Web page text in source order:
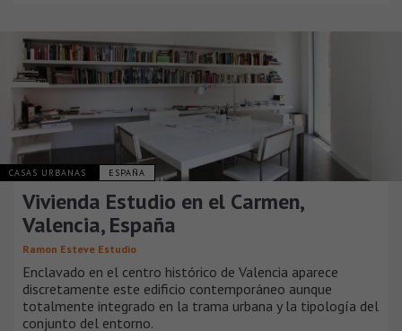
CASAS URBANAS ESPAÑA
Vivienda Estudio en el Carmen,
Valencia, España
Ramon Esteve Estudio
Enclavado en el centro histórico de Valencia aparece
discretamente este edificio contemporáneo aunque
totalmente integrado en la trama urbana y la tipología del
conjunto del entorno.